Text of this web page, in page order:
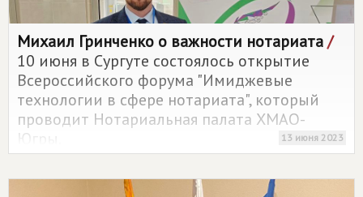
Михаил Гринченко о важности нотариата/
10 июня в Сургуте состоялось открытие
Всероссийского форума "Имиджевые
технологии в сфере нотариата", который
проводит Нотариальная палата ХМАО-
Югры.
13 июня 2023